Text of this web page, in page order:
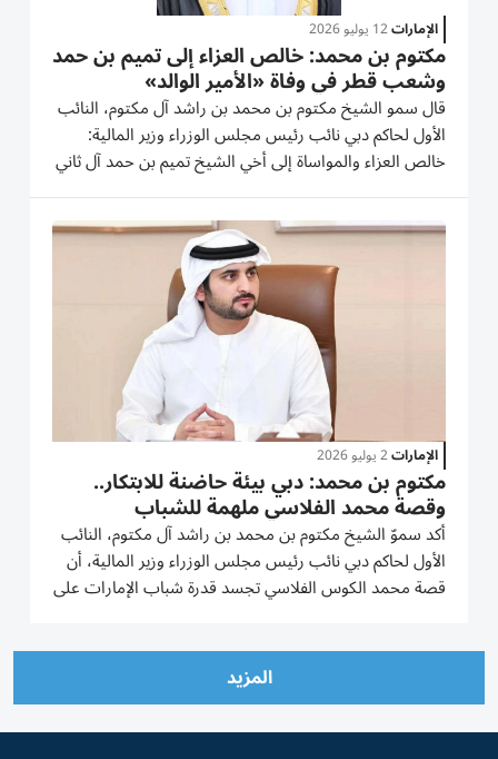
الإمارات12 يوليو 2026
مكتوم بن محمد: خالص العزاء إلى تميم بن حمد
وشعب قطر في وفاة «الأمير الوالد»
قال سمو الشيخ مكتوم بن محمد بن راشد آل مكتوم، النائب
الأول لحاكم دبي نائب رئيس مجلس الوزراء وزير المالية:
خالص العزاء والمواساة إلى أخي الشيخ تميم بن حمد آل ثاني
وإلى عموم أهل قطر الكرام في وفاة المغفور له بإذن الله
الأمير الوالد الشيخ حمد بن خليفة آل ثاني. وأضاف سموه:
رحم...
الإمارات2 يوليو 2026
مكتوم بن محمد: دبي بيئة حاضنة للابتكار..
وقصة محمد الفلاسي ملهمة للشباب
أكد سموّ الشيخ مكتوم بن محمد بن راشد آل مكتوم، النائب
الأول لحاكم دبي نائب رئيس مجلس الوزراء وزير المالية، أن
قصة محمد الكوس الفلاسي تجسد قدرة شباب الإمارات على
المزيد